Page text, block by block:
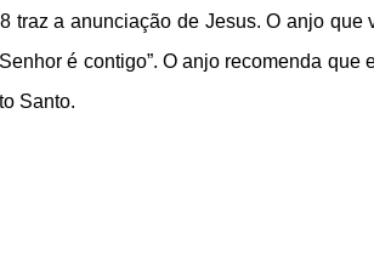
traz a anunciação de Jesus. O anjo que
é contigo”. O anjo recomenda que
Santo.